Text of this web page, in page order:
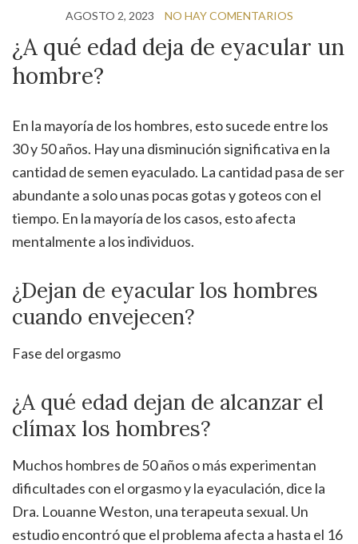
AGOSTO 2, 2023 NO HAY COMENTARIOS
¿A qué edad deja de eyacular un
hombre?
En la mayoría de los hombres, esto sucede entre los
30 y 50 años. Hay una disminución significativa en la
cantidad de semen eyaculado. La cantidad pasa de ser
abundante a solo unas pocas gotas y goteos con el
tiempo. En la mayoría de los casos, esto afecta
mentalmente a los individuos.
¿Dejan de eyacular los hombres
cuando envejecen?
Fase del orgasmo
¿A qué edad dejan de alcanzar el
clímax los hombres?
Muchos hombres de 50 años o más experimentan
dificultades con el orgasmo y la eyaculación, dice la
Dra. Louanne Weston, una terapeuta sexual. Un
estudio encontró que el problema afecta a hasta el 16